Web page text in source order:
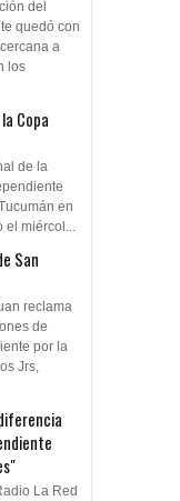
del
quedó con
a
los
Copa
de la
en
el miércol...
San
reclama
de
por la
Jrs,
La Red